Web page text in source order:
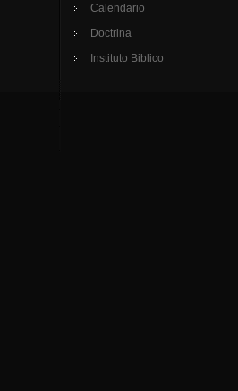
Calendario
Doctrina
Instituto Biblico